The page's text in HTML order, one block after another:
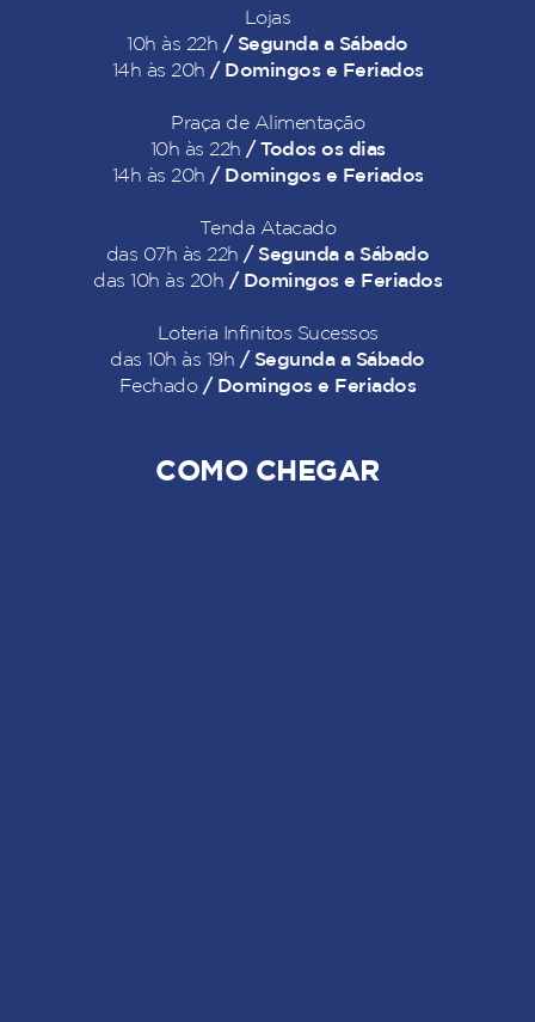
Lojas
10h às 22h / Segunda a Sábado
14h às 20h / Domingos e Feriados
Praça de Alimentação
10h às 22h / Todos os dias
14h às 20h / Domingos e Feriados
Tenda Atacado
das 07h às 22h/ Segunda a Sábado
das 10h às 20h / Domingos e Feriados
Loteria Infinitos Sucessos
das 10h às 19h / Segunda a Sábado
Fechado / Domingos e Feriados
COMO CHEGAR